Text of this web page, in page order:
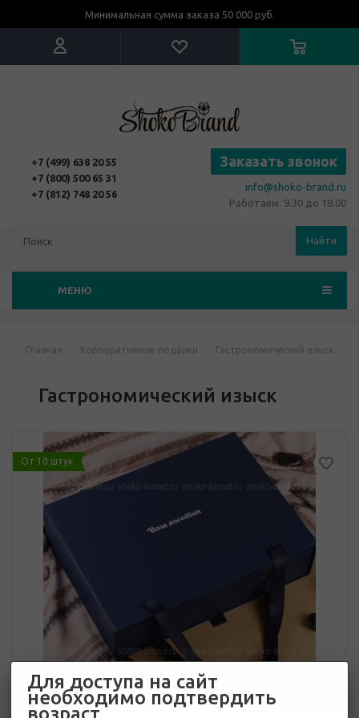
Минимальная сумма заказа 50 000 руб.
+7 (499) 638 20 55
+7 (800) 500 65 31
+7 (812) 748 20 56
Заказать звонок
info@shoko-brand.ru
Работаем: 9.30 до 18.00
Найти
МЕНЮ
Главная - Корпоративные подарки - Гастрономический изыск
Гастрономический изыск
От 10 штук
Для доступа на сайт
необходимо подтвердить
возраст